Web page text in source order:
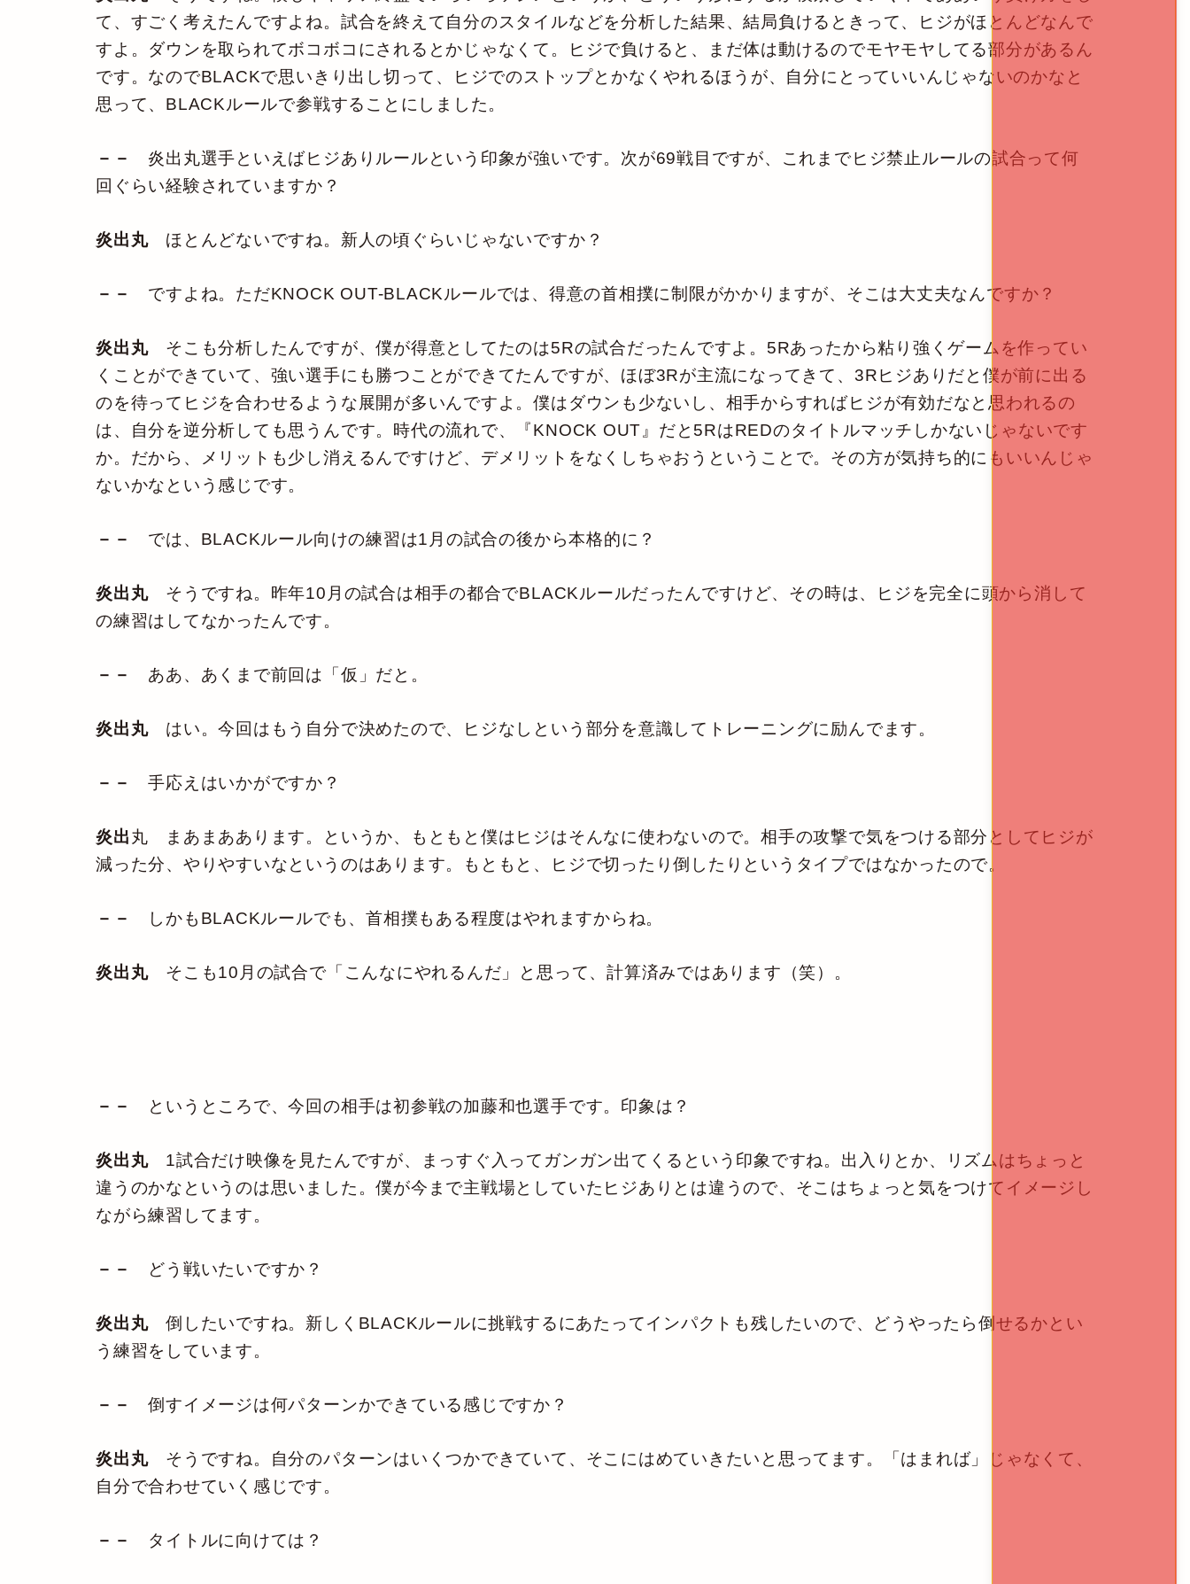
て、すごく考えたんですよね。試合を終えて自分のスタイルなどを分析した結果、結局負けるときって、ヒジがほとんどなんで
すよ。ダウンを取られてボコボコにされるとかじゃなくて。ヒジで負けると、まだ体は動けるのでモヤモヤしてる部分があるん
です。なのでBLACKで思いきり出し切って、ヒジでのストップとかなくやれるほうが、自分にとっていいんじゃないのかなと
思って、BLACKルールで参戦することにしました。
－－ 炎出丸選手といえばヒジありルールという印象が強いです。次が69戦目ですが、これまでヒジ禁止ルールの試合って何
回ぐらい経験されていますか？
炎出丸ほとんどないですね。新人の頃ぐらいじゃないですか？
－－ ですよね。ただKNOCK OUT-BLACKルールでは、得意の首相撲に制限がかかりますが、そこは大丈夫なんですか？
炎出丸そこも分析したんですが、僕が得意としてたのは5Rの試合だったんですよ。5Rあったから粘り強くゲームを作ってい
くことができていて、強い選手にも勝つことができてたんですが、ほぼ3Rが主流になってきて、3Rヒジありだと僕が前に出る
のを待ってヒジを合わせるような展開が多いんですよ。僕はダウンも少ないし、相手からすればヒジが有効だなと思われるの
は、自分を逆分析しても思うんです。時代の流れで、『KNOCK OUT』だと5RはREDのタイトルマッチしかないじゃないです
か。だから、メリットも少し消えるんですけど、デメリットをなくしちゃおうということで。その方が気持ち的にもいいんじゃ
ないかなという感じです。
－－ では、BLACKルール向けの練習は1月の試合の後から本格的に？
炎出丸そうですね。昨年10月の試合は相手の都合でBLACKルールだったんですけど、その時は、ヒジを完全に頭から消して
の練習はしてなかったんです。
－－ ああ、あくまで前回は「仮」だと。
炎出丸はい。今回はもう自分で決めたので、ヒジなしという部分を意識してトレーニングに励んでます。
－－手応えはいかがですか？
炎出丸 まあまああります。というか、もともと僕はヒジはそんなに使わないので。相手の攻撃で気をつける部分としてヒジが
減った分、やりやすいなというのはあります。もともと、ヒジで切ったり倒したりというタイプではなかったので。
－－ しかもBLACKルールでも、首相撲もある程度はやれますからね。
炎出丸そこも10月の試合で「こんなにやれるんだ」と思って、計算済みではあります（笑）。
－－ というところで、今回の相手は初参戦の加藤和也選手です。印象は？
炎出丸1試合だけ映像を見たんですが、まっすぐ入ってガンガン出てくるという印象ですね。出入りとか、リズムはちょっと
違うのかなというのは思いました。僕が今まで主戦場としていたヒジありとは違うので、そこはちょっと気をつけてイメージし
ながら練習してます。
－－ どう戦いたいですか？
炎出丸倒したいですね。新しくBLACKルールに挑戦するにあたってインパクトも残したいので、どうやったら倒せるかとい
う練習をしています。
－－倒すイメージは何パターンかできている感じですか？
炎出丸そうですね。自分のパターンはいくつかできていて、そこにはめていきたいと思ってます。「はまれば」じゃなくて、
自分で合わせていく感じです。
－－ タイトルに向けては？